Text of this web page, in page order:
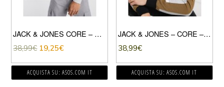
JACK & JONES CORE – FELPA GIROCOLLO GRIGIA CON SPALLE SCIVOLATE E FETTUCCE SULLE MANICHE-GRIGIO
38,99€ 19,25€
ACQUISTA SU: ASOS.COM IT
JACK & JONES – CORE – FELPA NERA E GRIGIA IN COORDINATO-NERO
38,99€
ACQUISTA SU: ASOS.COM IT